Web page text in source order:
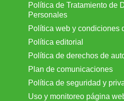
Política de Tratamiento de
Personales
Política web y condiciones
Política editorial
Política de derechos de
Plan de comunicaciones
Política de seguridad y
Uso y monitoreo página